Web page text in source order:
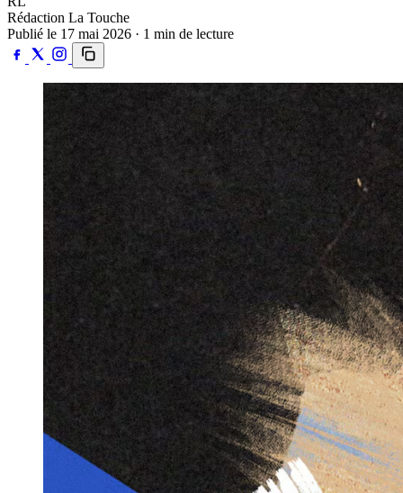
Rédaction La Touche
Publié le 17 mai 2026 · 1 min de lecture